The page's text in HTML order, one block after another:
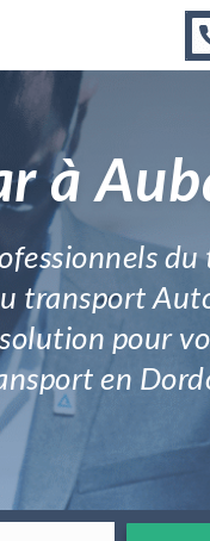
à
transport
pour
en